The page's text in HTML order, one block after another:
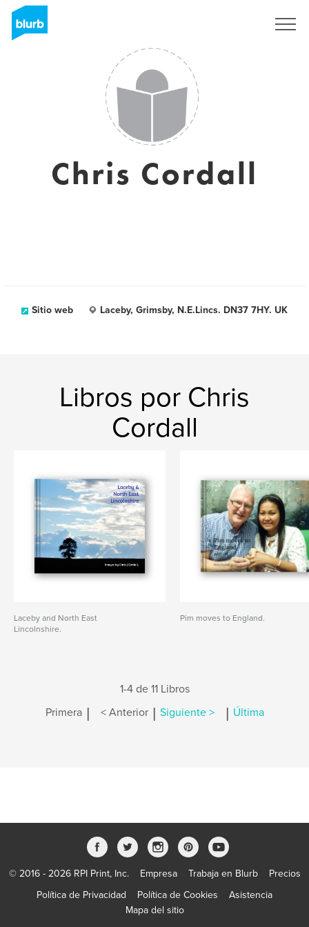
Chris Cordall
Sitio web Laceby, Grimsby, N.E.Lincs. DN37 7HY. UK
Libros por Chris
Cordall
Laceby and North East
Lincolnshire.
Pim moves to England.
1-4 de 11 Libros
Primera | < Anterior | Siguiente > | Última
© 2016 - 2026 RPI Print, Inc. Empresa Trabaja en Blurb
Precios
Política de Privacidad
Política de Cookies
Asistencia
Mapa del sitio